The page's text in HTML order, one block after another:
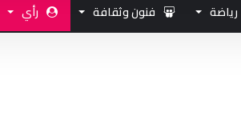
رياضة فنون وثقافة رأي